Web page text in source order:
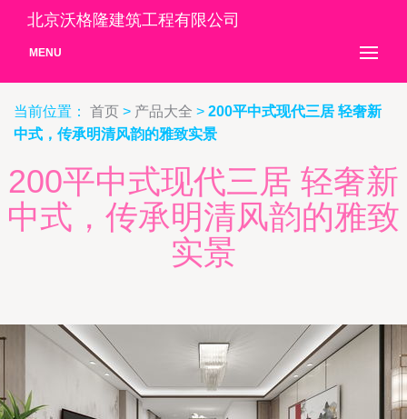
北京沃格隆建筑工程有限公司
MENU
当前位置： 首页 > 产品大全 > 200平中式现代三居 轻奢新
中式，传承明清风韵的雅致实景
200平中式现代三居 轻奢新
中式，传承明清风韵的雅致
实景